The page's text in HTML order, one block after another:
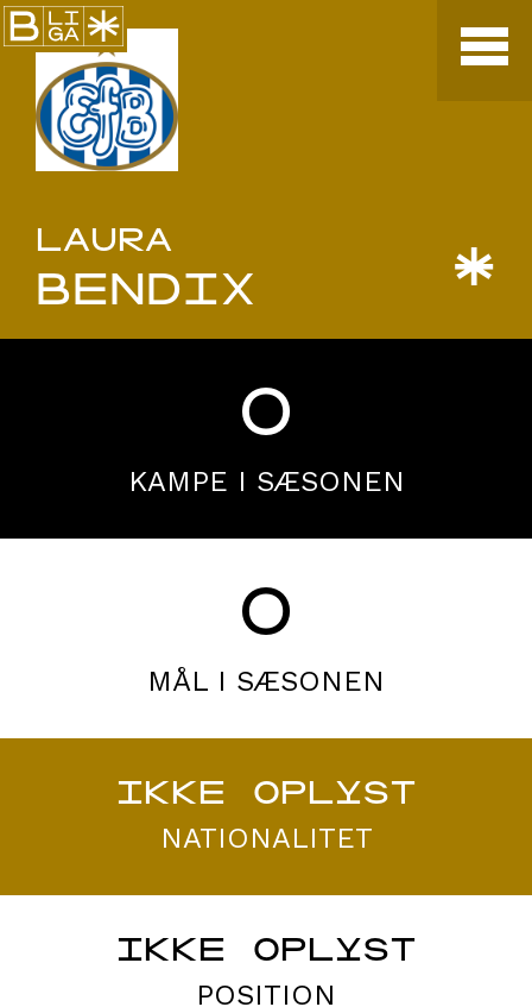
LAURA
BENDIX *
0
KAMPE I SÆSONEN
0
MÅL I SÆSONEN
IKKE OPLYST
NATIONALITET
IKKE OPLYST
POSITION